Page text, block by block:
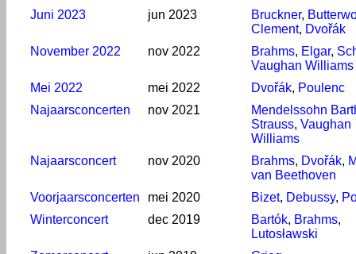
Juni 2023
jun 2023 Bruckner,
Clement, Dvořák
November 2022
nov 2022 Brahms, Elgar,
Vaughan Williams
Mei 2022
mei 2022 Dvořák, Poulenc
Najaarsconcerten
nov 2021
Mendelssohn
Strauss, Vaughan
Williams
Najaarsconcert
nov 2020 Brahms, Dvořák,
van Beethoven
Voorjaarsconcerten
mei 2020 Bizet, Debussy,
Winterconcert
dec 2019 Bartók, Brahms,
Lutosławski